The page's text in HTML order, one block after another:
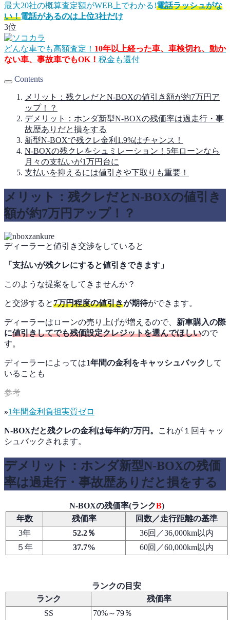
最大20社の概算査定額がWEB上でわかる!電話ラッシュがな
い！電話があるのは上位3社だけ
3位
どんな車でも高額査定！ 10年以上経った車、車検切れ、動か
ない車、事故車でもOK！ 税金も還付
Contents
メリット：残クレだとN-BOXの値引き額が約7万円ア
ップ！？
デメリット：ホンダ新型N-BOXの残価率は過走行・事
故歴ありだと損をする
新型N-BOXで残クレ金利1.9%はチャンス！
N-BOXの残クレをシュミレーション！5年ローンなら
月々の支払いが1万円台に
支払いを抑えるには値引きや下取りも重要！
メリット：残クレだとN-BOXの値引き
額が約7万円アップ！？
ディーラーと値引き交渉をしていると
「支払いが残クレにすると値引きできます」
このような提案をしてきませんか？
と交渉すると7万円程度の値引きが期待ができます。
ディーラーはローンの売り上げが増えるので、 新車購入の際
に値引きしてでも残価設定クレジットを選んでほしいので
す。
ディーラーによっては1年間の金利をキャッシュバック して
いることも
»1年間金利負担実質ゼロ
N-BOXだと残クレの金利は毎年約7万円。
これが１回キャッ
シュバックされます。
デメリット：ホンダ新型N-BOXの残価
率は過走行・事故歴ありだと損をする
N-BOXの残価率(ランクB)
年数
残価率
回数／走行距離の基準
3年
52.2％
36回／36,000km以内
５年
37.7% 60回／60,000km以内
ランクの目安
ランク
残価率
SS
70%～79％